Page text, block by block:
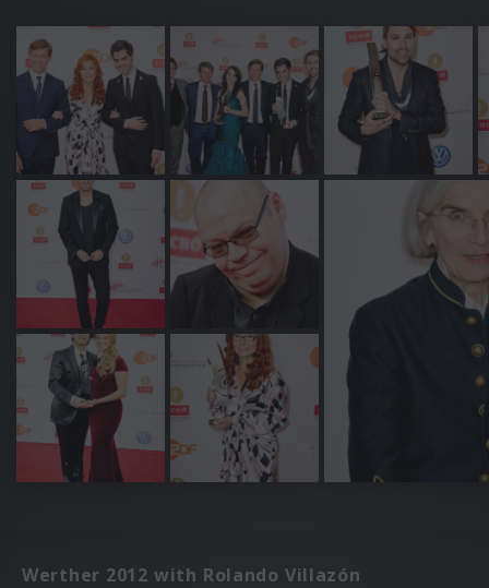
Werther 2012 with Rolando Villazón